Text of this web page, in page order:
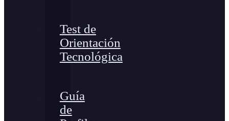
Test de
Orientación
Tecnológica
Guía
de